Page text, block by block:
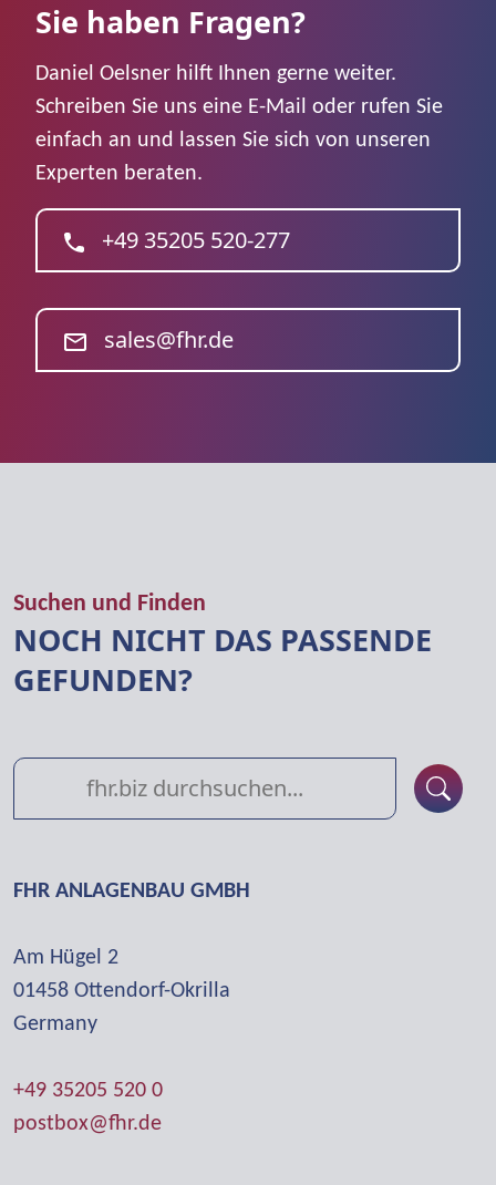
Sie haben Fragen?
Daniel Oelsner hilft Ihnen gerne weiter.
Schreiben Sie uns eine E-Mail oder rufen Sie
einfach an und lassen Sie sich von unseren
Experten beraten.
+49 35205 520-277
sales@fhr.de
Suchen und Finden
NOCH NICHT DAS PASSENDE
GEFUNDEN?
FHR ANLAGENBAU GMBH
Am Hügel 2
01458 Otten­dorf-Okrilla
Germany
+49 35205 520 0
postbox@fhr.de